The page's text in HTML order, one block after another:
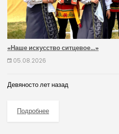
«Наше искусство ситцевое…»
05.08.2026
Девяносто лет назад
Подробнее